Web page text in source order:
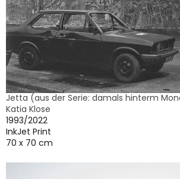
Jetta (aus der Serie: damals hinterm
Katia Klose
1993/2022
InkJet Print
70 x 70 cm